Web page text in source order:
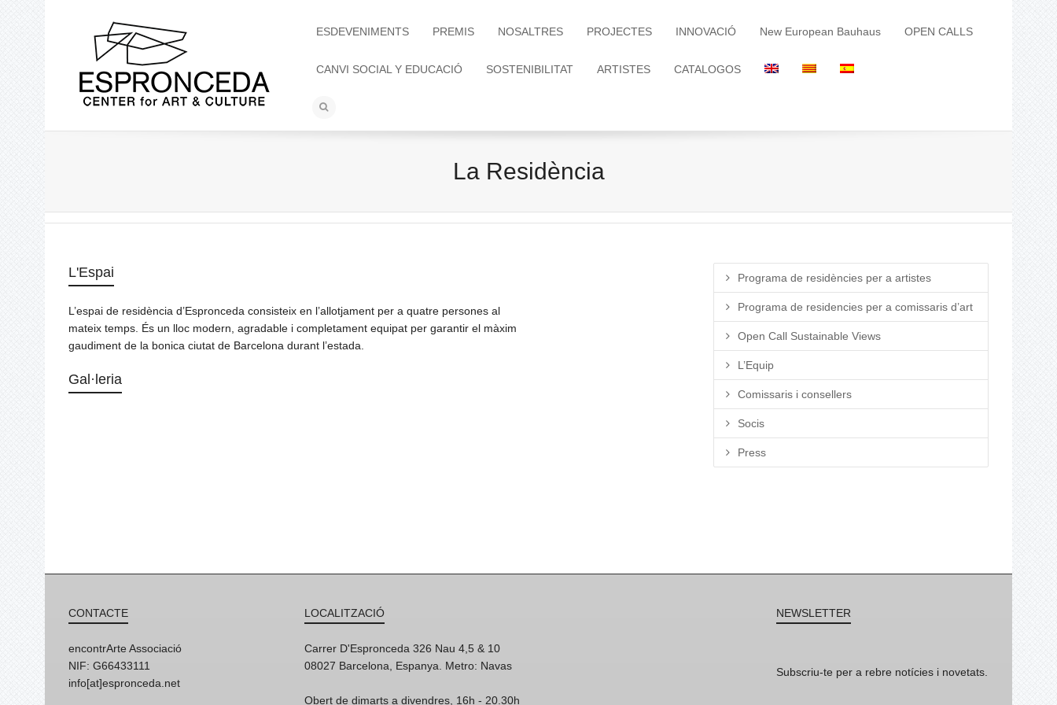
ESDEVENIMENTS PREMIS NOSALTRES PROJECTES INNOVACIÓ New European Bauhaus OPEN CALLS
CANVI SOCIAL Y EDUCACIÓ SOSTENIBILITAT ARTISTES CATALOGOS
La Residència
L'Espai
L’espai de residència d’Espronceda consisteix en l’allotjament per a quatre persones al
mateix temps. És un lloc modern, agradable i completament equipat per garantir el màxim
gaudiment de la bonica ciutat de Barcelona durant l’estada.
Gal·leria
Programa de residències per a artistes
Programa de residencies per a comissaris d’art
Open Call Sustainable Views
L’Equip
Comissaris i consellers
Socis
Press
CONTACTE
encontrArte Associació
NIF: G66433111
info[at]espronceda.net
LOCALITZACIÓ
Carrer D'Espronceda 326 Nau 4,5 & 10
08027 Barcelona, Espanya. Metro: Navas
Obert de dimarts a divendres, 16h - 20.30h
NEWSLETTER
Subscriu-te per a rebre notícies i novetats.